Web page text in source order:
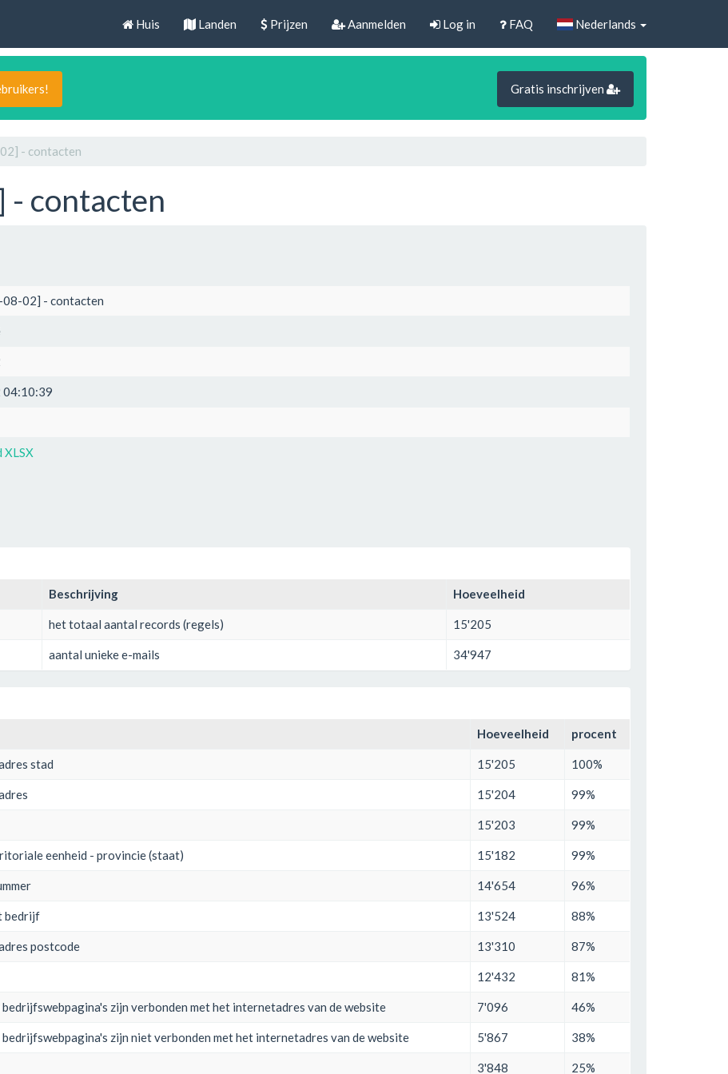
Huis Landen Prijzen Aanmelden Log in FAQ Nederlands
Gratis inschrijven
- contacten
contacten
02] - contacten
XLSX
Beschrijving Hoeveelheid
het totaal aantal records (regels) 15'205
aantal unieke e-mails 34'947
Hoeveelheid procent
stad 15'205 100%
15'204 99%
15'203 99%
eenheid - provincie (staat) 15'182 99%
14'654 96%
bedrijf 13'524 88%
postcode 13'310 87%
12'432 81%
zijn verbonden met het internetadres van de website 7'096 46%
zijn niet verbonden met het internetadres van de website 5'867 38%
3'848 25%